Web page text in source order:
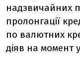
надзвичайних
пролонгації
по валютних
діяв на момент